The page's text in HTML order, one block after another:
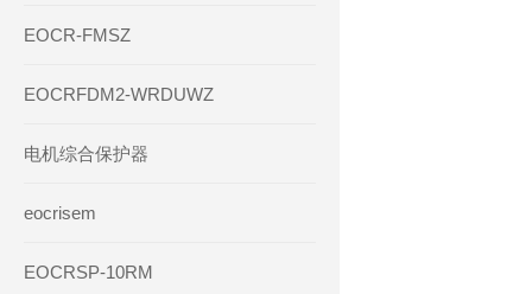
EOCR-FMSZ
EOCRFDM2-WRDUWZ
电机综合保护器
eocrisem
EOCRSP-10RM